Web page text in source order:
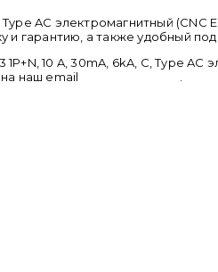
AC электромагнитный
гарантию, а также удобный
10 A, 30mA, 6kA, C, Type AC
наш email